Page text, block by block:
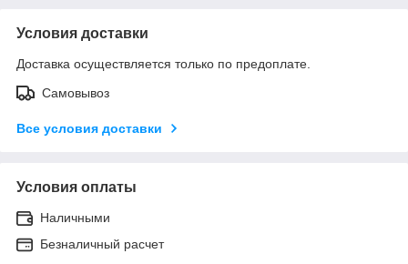
Условия доставки
Доставка осуществляется только по предоплате.
Самовывоз
Все условия доставки
Условия оплаты
Наличными
Безналичный расчет